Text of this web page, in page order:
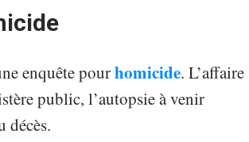
enquête pourhomicide. L’affaire
public, l’autopsie à venir
décès.